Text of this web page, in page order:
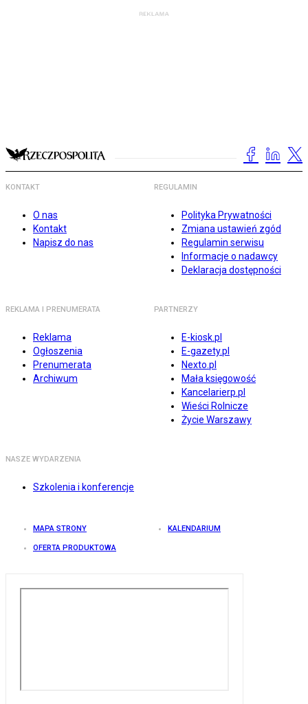
KONTAKT
O nas
Kontakt
Napisz do nas
REGULAMIN
Polityka Prywatności
Zmiana ustawień zgód
Regulamin serwisu
Informacje o nadawcy
Deklaracja dostępności
REKLAMA I PRENUMERATA
Reklama
Ogłoszenia
Prenumerata
Archiwum
PARTNERZY
E-kiosk.pl
E-gazety.pl
Nexto.pl
Mała księgowość
Kancelarierp.pl
Wieści Rolnicze
Życie Warszawy
NASZE WYDARZENIA
Szkolenia i konferencje
MAPA STRONY KALENDARIUM
OFERTA PRODUKTOWA